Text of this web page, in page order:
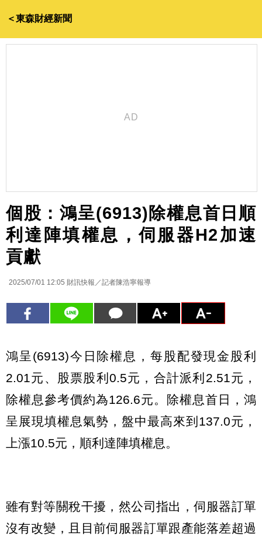
＜東森財經新聞
個股：鴻呈(6913)除權息首日順
利達陣填權息，伺服器H2加速
貢獻
2025/07/01 12:05 財訊快報／記者陳浩寧報導
鴻呈(6913)今日除權息，每股配發現金股利
2.01元、股票股利0.5元，合計派利2.51元，
除權息參考價約為126.6元。除權息首日，鴻
呈展現填權息氣勢，盤中最高來到137.0元，
上漲10.5元，順利達陣填權息。
雖有對等關稅干擾，然公司指出，伺服器訂單
沒有改變，且目前伺服器訂單跟產能落差超過